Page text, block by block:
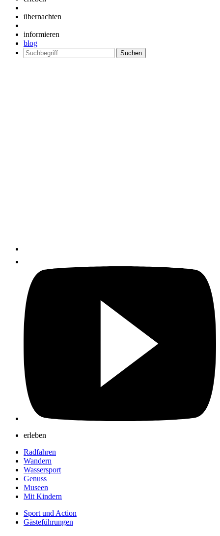
übernachten
informieren
blog
Suchen
nach:
erleben
Radfahren
Wandern
Wassersport
Genuss
Museen
Mit Kindern
Sport und Action
Gästeführungen